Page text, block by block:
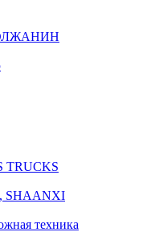
TRUCKS
SHAANXI
техника